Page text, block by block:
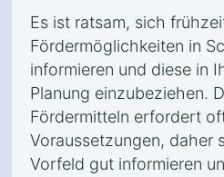
Es ist ratsam, sich
Fördermöglichkeiten in
informieren und diese in
Planung einzubeziehen.
Fördermitteln erfordert
Voraussetzungen, daher
Vorfeld gut informieren